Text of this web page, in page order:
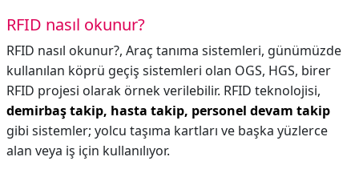
RFID nasıl okunur?
RFID nasıl okunur?, Araç tanıma sistemleri, günümüzde
kullanılan köprü geçiş sistemleri olan OGS, HGS, birer
RFID projesi olarak örnek verilebilir. RFID teknolojisi,
demirbaş takip, hasta takip, personel devam takip
gibi sistemler; yolcu taşıma kartları ve başka yüzlerce
alan veya iş için kullanılıyor.